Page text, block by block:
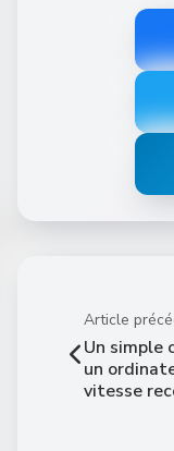
Article
Un simple
un
vitesse